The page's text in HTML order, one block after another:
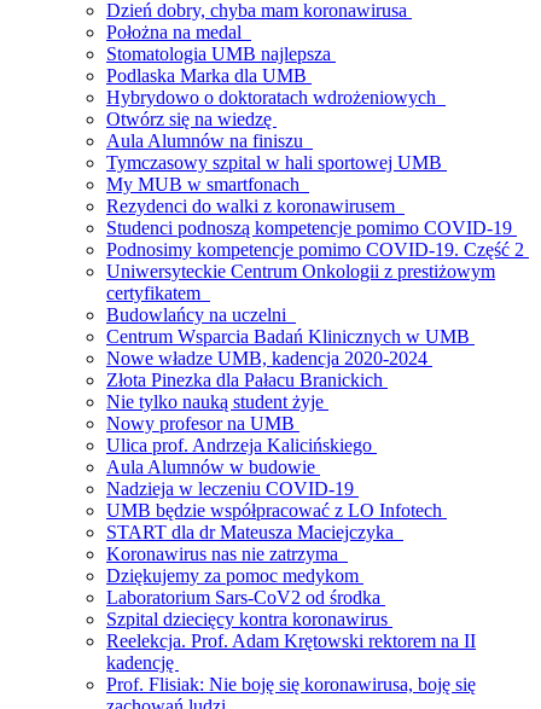
Dzień dobry, chyba mam koronawirusa
Położna na medal
Stomatologia UMB najlepsza
Podlaska Marka dla UMB
Hybrydowo o doktoratach wdrożeniowych
Otwórz się na wiedzę
Aula Alumnów na finiszu
Tymczasowy szpital w hali sportowej UMB
My MUB w smartfonach
Rezydenci do walki z koronawirusem
Studenci podnoszą kompetencje pomimo COVID-19
Podnosimy kompetencje pomimo COVID-19. Część 2
Uniwersyteckie Centrum Onkologii z prestiżowym
certyfikatem
Budowlańcy na uczelni
Centrum Wsparcia Badań Klinicznych w UMB
Nowe władze UMB, kadencja 2020-2024
Złota Pinezka dla Pałacu Branickich
Nie tylko nauką student żyje
Nowy profesor na UMB
Ulica prof. Andrzeja Kalicińskiego
Aula Alumnów w budowie
Nadzieja w leczeniu COVID-19
UMB będzie współpracować z LO Infotech
START dla dr Mateusza Maciejczyka
Koronawirus nas nie zatrzyma
Dziękujemy za pomoc medykom
Laboratorium Sars-CoV2 od środka
Szpital dziecięcy kontra koronawirus
Reelekcja. Prof. Adam Krętowski rektorem na II
kadencję
Prof. Flisiak: Nie boję się koronawirusa, boję się